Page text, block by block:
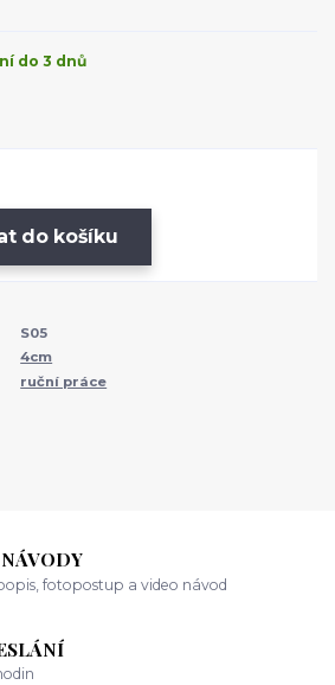
do 3 dnů
do košíku
S05
4cm
ruční práce
fotopostup a video návod